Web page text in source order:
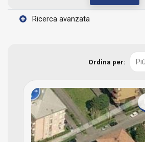
Ricerca avanzata
Ordina per: